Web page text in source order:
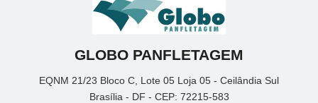
GLOBO PANFLETAGEM
EQNM 21/23 Bloco C, Lote 05 Loja 05 - Ceilândia Sul
Brasília - DF - CEP: 72215-583